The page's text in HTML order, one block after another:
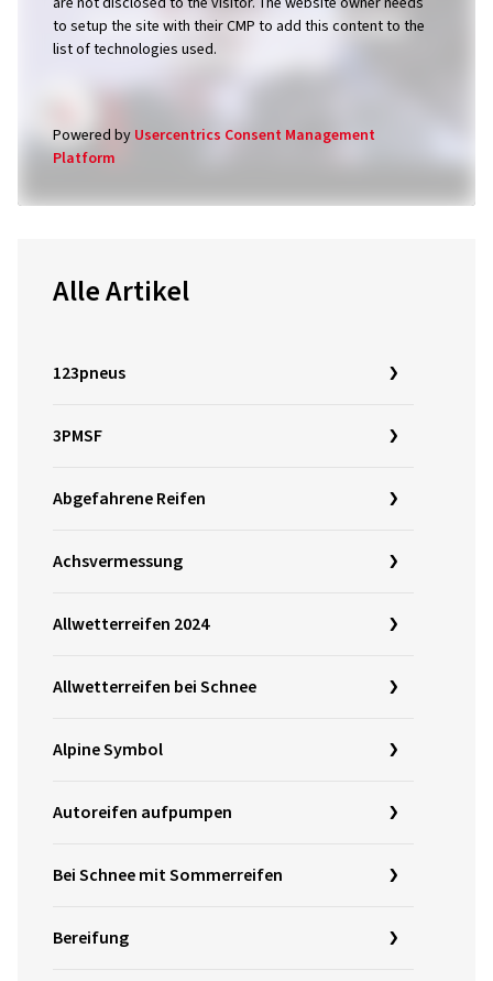
to setup the site with their CMP to add this content to the
list of technologies used.
Powered by Usercentrics Consent Management
Platform
Alle Artikel
123pneus
3PMSF
Abgefahrene Reifen
Achsvermessung
Allwetterreifen 2024
Allwetterreifen bei Schnee
Alpine Symbol
Autoreifen aufpumpen
Bei Schnee mit Sommerreifen
Bereifung